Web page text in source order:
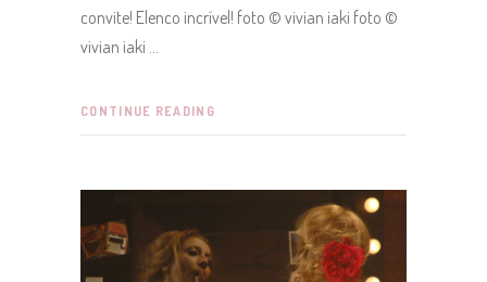
convite! Elenco incrível! foto © vivian iaki foto ©
vivian iaki
CONTINUE READING